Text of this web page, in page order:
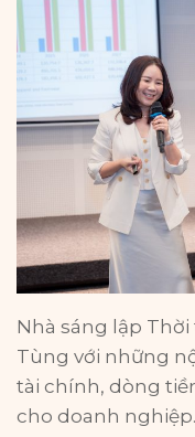
Nhà sáng lập
Tùng với những
tài chính, dòng
cho doanh nghiệp.